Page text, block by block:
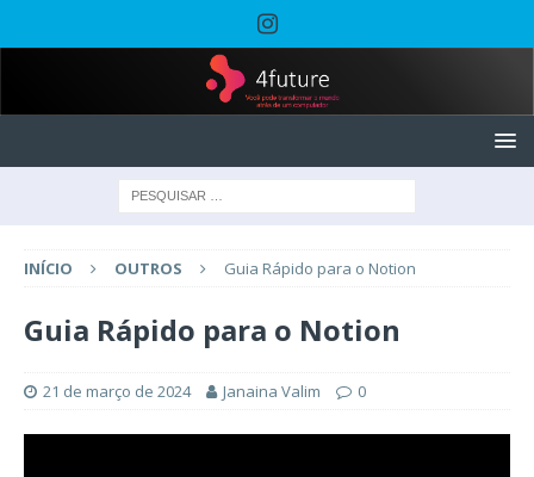
INÍCIO OUTROS Guia Rápido para o Notion
Guia Rápido para o Notion
21 de março de 2024 Janaina Valim 0